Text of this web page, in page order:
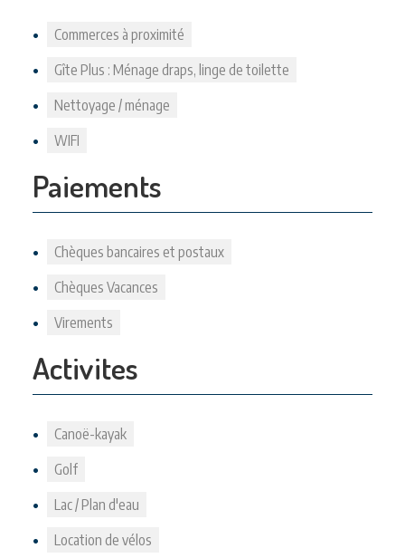
Commerces à proximité
Gîte Plus : Ménage draps, linge de toilette
Nettoyage / ménage
WIFI
Paiements
Chèques bancaires et postaux
Chèques Vacances
Virements
Activites
Canoë-kayak
Golf
Lac / Plan d'eau
Location de vélos